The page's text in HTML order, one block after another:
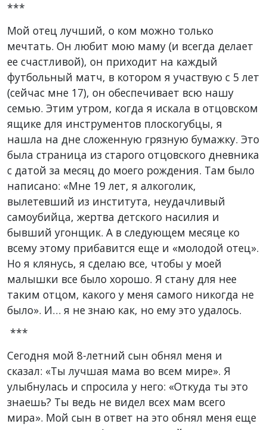
***
Мой отец лучший, о ком можно только
мечтать. Он любит мою маму (и всегда делает
ее счастливой), он приходит на каждый
футбольный матч, в котором я участвую с 5 лет
(сейчас мне 17), он обеспечивает всю нашу
семью. Этим утром, когда я искала в отцовском
ящике для инструментов плоскогубцы, я
нашла на дне сложенную грязную бумажку. Это
была страница из старого отцовского дневника
с датой за месяц до моего рождения. Там было
написано: «Мне 19 лет, я алкоголик,
вылетевший из института, неудачливый
самоубийца, жертва детского насилия и
бывший угонщик. А в следующем месяце ко
всему этому прибавится еще и «молодой отец».
Но я клянусь, я сделаю все, чтобы у моей
малышки все было хорошо. Я стану для нее
таким отцом, какого у меня самого никогда не
было». И… я не знаю как, но ему это удалось.
***
Сегодня мой 8-летний сын обнял меня и
сказал: «Ты лучшая мама во всем мире». Я
улыбнулась и спросила у него: «Откуда ты это
знаешь? Ты ведь не видел всех мам всего
мира». Мой сын в ответ на это обнял меня еще